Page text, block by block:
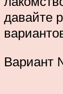
давайте
Вариант